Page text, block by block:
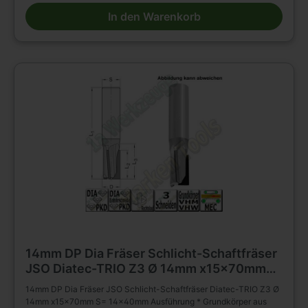
Besondere Vorteile * für gesteigertes Spanvolumen und reduzierte
Schnittkräfte Einsatzempfehlung: * Duroplaste/Thermoplaste/HPL:
n = 15 000 - 18 000 min-1, vf = 3 - 8 m/min * Mineralwerkstoffe: n
In den Warenkorb
14mm DP Dia Fräser Schlicht-Schaftfräser
JSO Diatec-TRIO Z3 Ø 14mm x15x70mm
S= 14x40mm
14mm DP Dia Fräser JSO Schlicht-Schaftfräser Diatec-TRIO Z3 Ø
14mm x15x70mm S= 14x40mm Ausführung * Grundkörper aus